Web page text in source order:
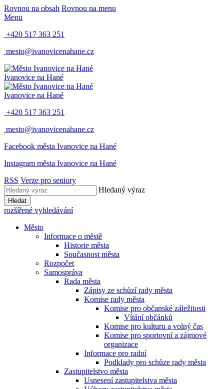
Rovnou na obsah Rovnou na menu
Menu
+420 517 363 251
mesto@ivanovicenahane.cz
Ivanovice na Hané
Ivanovice na Hané
+420 517 363 251
mesto@ivanovicenahane.cz
Facebook města Ivanovice na Hané
Instagram města Ivanovice na Hané
RSS Verze pro seniory
Hledaný výraz
Hledat
rozšířené vyhledávání
Město
Informace o městě
Historie města
Současnost města
Rozpočet
Samospráva
Rada města
Zápisy ze schůzí rady města
Komise rady města
Komise pro občanské záležitosti
Vítání občánků
Komise pro kulturu a volný čas
Komise pro sportovní a zájmové
organizace
Informace pro radní
Podklady pro schůze rady města
Zastupitelstvo města
Usnesení zastupitelstva města